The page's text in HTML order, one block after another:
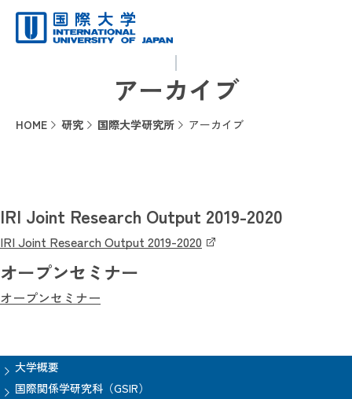
アーカイブ
HOME 研究 国際大学研究所 アーカイブ
IRI Joint Research Output 2019-2020
IRI Joint Research Output 2019-2020
オープンセミナー
オープンセミナー
大学概要
国際関係学研究科（GSIR）